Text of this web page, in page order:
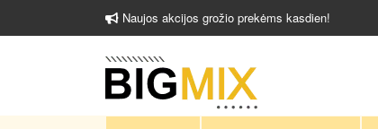
Naujos akcijos grožio prekėms kasdien!